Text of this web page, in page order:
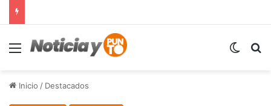
Menú
Inicio / Destacados